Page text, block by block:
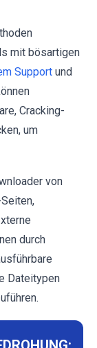
mit bösartigen
Support und
Cracking-
um
von
durch
Dateitypen